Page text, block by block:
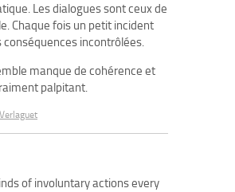
Les dialogues sont ceux de
Chaque fois un petit incident
conséquences incontrôlées.
manque de cohérence et
palpitant.
of involuntary actions every